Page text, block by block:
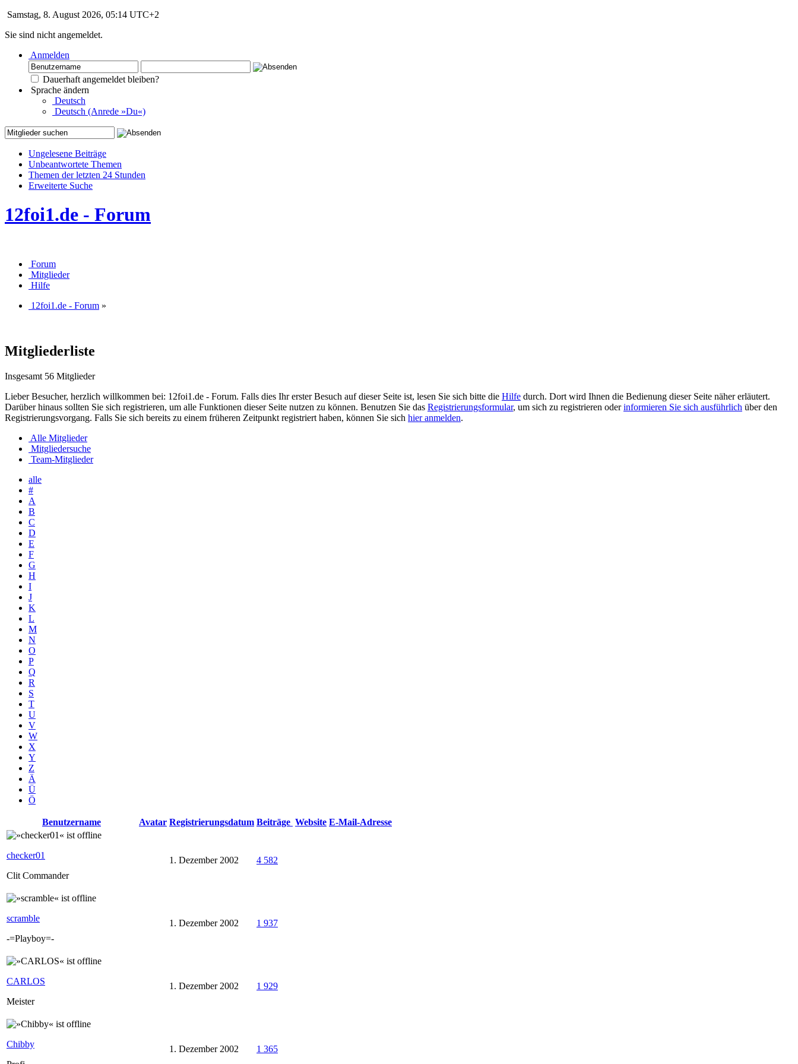
Samstag, 8. August 2026, 05:14 UTC+2
Sie sind nicht angemeldet.
Anmelden
Dauerhaft angemeldet bleiben?
Sprache ändern
Deutsch
Deutsch (Anrede »Du«)
Ungelesene Beiträge
Unbeantwortete Themen
Themen der letzten 24 Stunden
Erweiterte Suche
12foi1.de - Forum
Forum
Mitglieder
Hilfe
12foi1.de - Forum »
Mitgliederliste
Insgesamt 56 Mitglieder
Lieber Besucher, herzlich willkommen bei: 12foi1.de - Forum. Falls dies Ihr erster Besuch auf dieser Seite ist, lesen Sie sich bitte die Hilfe durch. Dort wird Ihnen die Bedienung dieser Seite näher erläutert.
Darüber hinaus sollten Sie sich registrieren, um alle Funktionen dieser Seite nutzen zu können. Benutzen Sie das Registrierungsformular, um sich zu registrieren oderinformieren Sie sich ausführlich über den
Registrierungsvorgang. Falls Sie sich bereits zu einem früheren Zeitpunkt registriert haben, können Sie sich hier anmelden.
Alle Mitglieder
Mitgliedersuche
Team-Mitglieder
alle
#
A
B
C
D
E
F
G
H
I
J
K
L
M
N
O
P
Q
R
S
T
U
V
W
X
Y
Z
Ä
Ü
Ö
Benutzername Avatar Registrierungsdatum Beiträge Website E-Mail-Adresse
checker01
Clit Commander
1. Dezember 2002 4 582
scramble
-=Playboy=-
1. Dezember 2002 1 937
CARLOS
Meister
1. Dezember 2002 1 929
Chibby
1. Dezember 2002 1 365